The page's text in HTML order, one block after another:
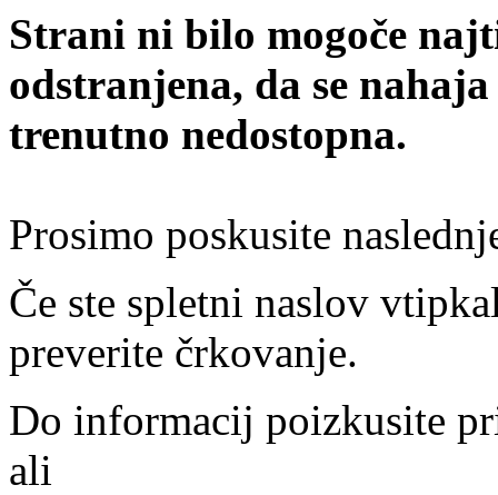
Strani ni bilo mogoče
odstranjena, da se
trenutno nedostopna.
Prosimo poskusite
Če ste spletni naslov
preverite črkovanje.
Do informacij poizkusite
ali